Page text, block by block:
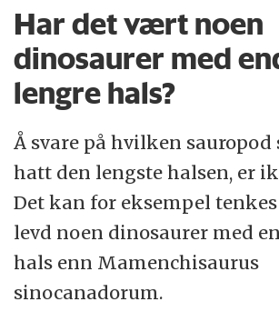
Har det vært noen
dinosaurer med
lengre hals?
Å svare på hvilken sauropod
hatt den lengste halsen, er
Det kan for eksempel
levd noen dinosaurer med
hals enn Mamenchisaurus
sinocanadorum.